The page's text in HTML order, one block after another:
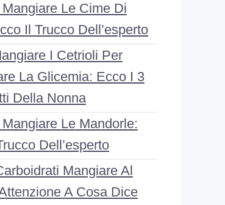
Le Cime Di
Il Trucco Dell’esperto
I Cetrioli Per
La Glicemia: Ecco I 3
Della Nonna
Le Mandorle:
Dell’esperto
Mangiare Al
A Cosa Dice